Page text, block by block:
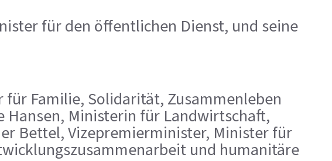
für den öffentlichen Dienst, und seine
für Familie, Solidarität, Zusammenleben
Hansen, Ministerin für Landwirtschaft,
Bettel, Vizepremierminister, Minister für
und humanitäre